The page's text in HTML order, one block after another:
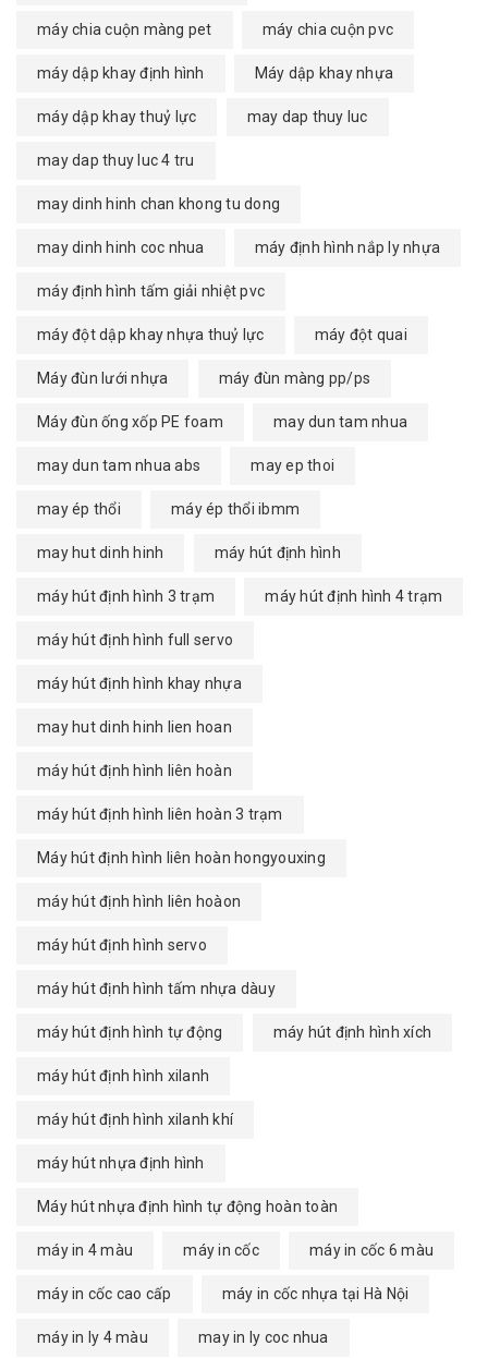
máy chia cuộn màng pet máy chia cuộn pvc
máy dập khay định hình Máy dập khay nhựa
máy dập khay thuỷ lực may dap thuy luc
may dap thuy luc 4 tru
may dinh hinh chan khong tu dong
may dinh hinh coc nhua máy định hình nắp ly nhựa
máy định hình tấm giải nhiệt pvc
máy đột dập khay nhựa thuỷ lực máy đột quai
Máy đùn lưới nhựa máy đùn màng pp/ps
Máy đùn ống xốp PE foam may dun tam nhua
may dun tam nhua abs may ep thoi
may ép thổi máy ép thổi ibmm
may hut dinh hinh máy hút định hình
máy hút định hình 3 trạm máy hút định hình 4 trạm
máy hút định hình full servo
máy hút định hình khay nhựa
may hut dinh hinh lien hoan
máy hút định hình liên hoàn
máy hút định hình liên hoàn 3 trạm
Máy hút định hình liên hoàn hongyouxing
máy hút định hình liên hoàon
máy hút định hình servo
máy hút định hình tấm nhựa dàuy
máy hút định hình tự động máy hút định hình xích
máy hút định hình xilanh
máy hút định hình xilanh khí
máy hút nhựa định hình
Máy hút nhựa định hình tự động hoàn toàn
máy in 4 màu máy in cốc máy in cốc 6 màu
máy in cốc cao cấp máy in cốc nhựa tại Hà Nội
máy in ly 4 màu may in ly coc nhua